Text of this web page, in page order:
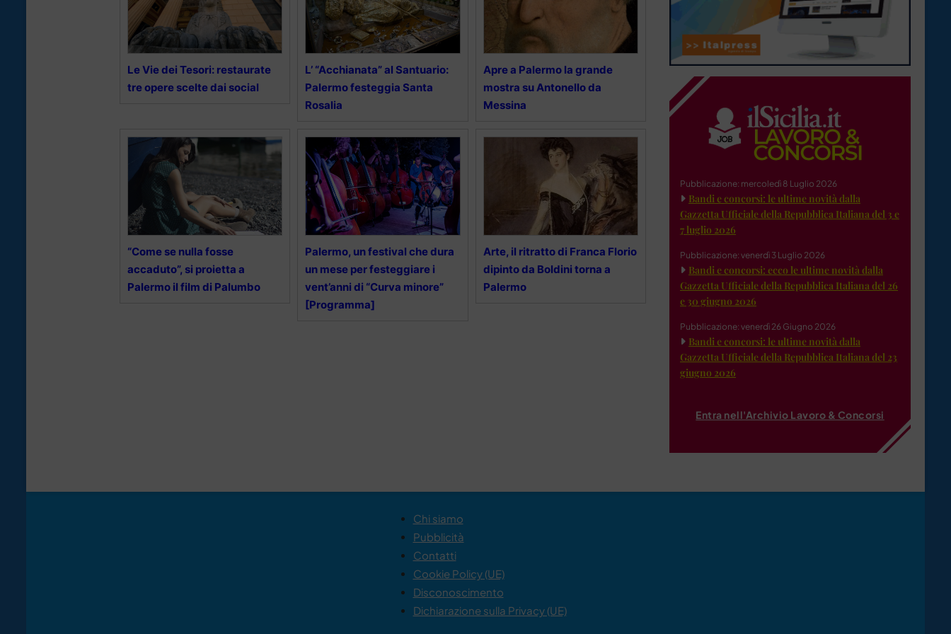
Le Vie dei Tesori: restaurate
tre opere scelte dai social
L’ “Acchianata” al Santuario:
Palermo festeggia Santa
Rosalia
Apre a Palermo la grande
mostra su Antonello da
Messina
“Come se nulla fosse
accaduto”, si proietta a
Palermo il film di Palumbo
Palermo, un festival che dura
un mese per festeggiare i
vent’anni di “Curva minore”
[Programma]
Arte, il ritratto di Franca Florio
dipinto da Boldini torna a
Palermo
Pubblicazione: mercoledì 8 Luglio 2026
Bandi e concorsi: le ultime novità dalla
Gazzetta Ufficiale della Repubblica Italiana del 3 e
7 luglio 2026
Pubblicazione: venerdì 3 Luglio 2026
Bandi e concorsi: ecco le ultime novità dalla
Gazzetta Ufficiale della Repubblica Italiana del 26
e 30 giugno 2026
Pubblicazione: venerdì 26 Giugno 2026
Bandi e concorsi: le ultime novità dalla
Gazzetta Ufficiale della Repubblica Italiana del 23
giugno 2026
Entra nell'Archivio Lavoro & Concorsi
Chi siamo
Pubblicità
Contatti
Cookie Policy (UE)
Disconoscimento
Dichiarazione sulla Privacy (UE)